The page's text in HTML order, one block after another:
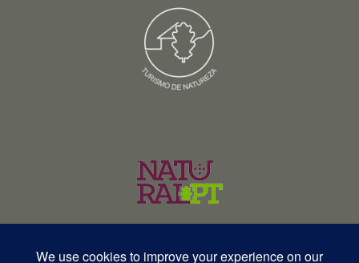
RNAVT 12577 | RNAAT 369/2025